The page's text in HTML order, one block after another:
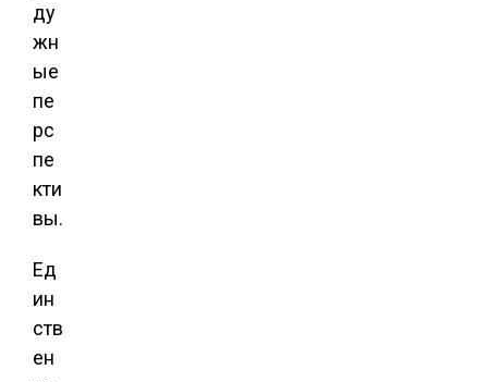
ду
жн
ые
пе
рс
пе
кти
вы.
Ед
ин
ств
ен